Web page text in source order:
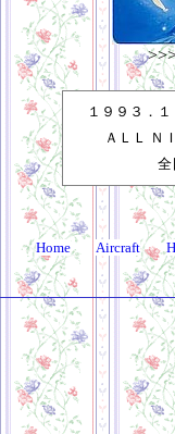
１９９３．
ＡＬＬ Ｎ
全
Home Aircraft